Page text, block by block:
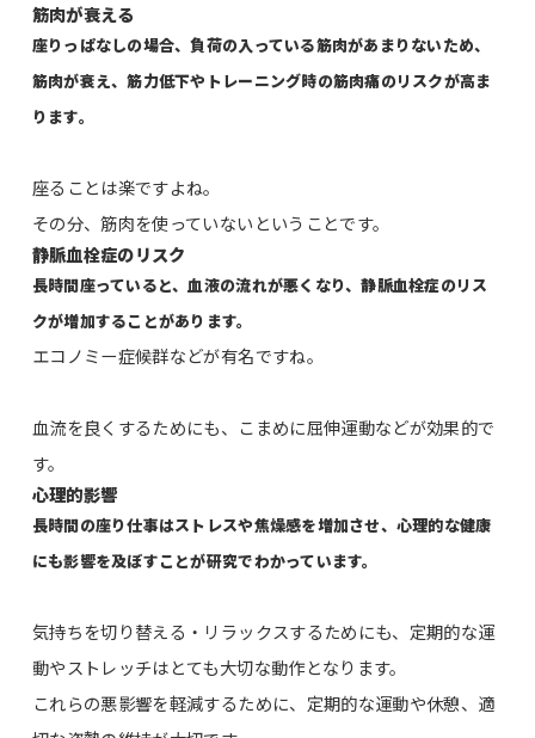
筋肉が衰える
座りっぱなしの場合、負荷の入っている筋肉があまりないため、
筋肉が衰え、筋力低下やトレーニング時の筋肉痛のリスクが高ま
ります。
座ることは楽ですよね。
その分、筋肉を使っていないということです。
静脈血栓症のリスク
長時間座っていると、血液の流れが悪くなり、静脈血栓症のリス
クが増加することがあります。
エコノミー症候群などが有名ですね。
血流を良くするためにも、こまめに屈伸運動などが効果的で
す。
心理的影響
長時間の座り仕事はストレスや焦燥感を増加させ、心理的な健康
にも影響を及ぼすことが研究でわかっています。
気持ちを切り替える・リラックスするためにも、定期的な運
動やストレッチはとても大切な動作となります。
これらの悪影響を軽減するために、定期的な運動や休憩、適